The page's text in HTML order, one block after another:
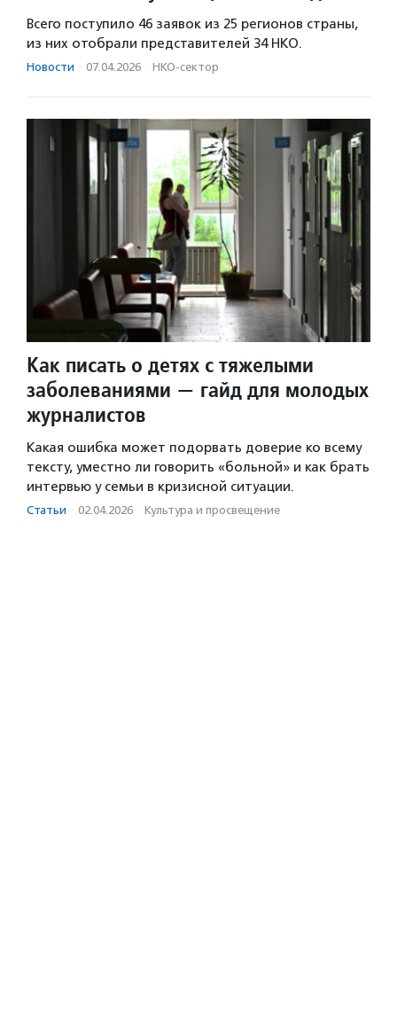
Всего поступило 46 заявок из 25 регионов страны,
из них отобрали представителей 34 НКО.
Новости · 07.04.2026 · НКО-сектор
Как писать о детях с тяжелыми
заболеваниями — гайд для молодых
журналистов
Какая ошибка может подорвать доверие ко всему
тексту, уместно ли говорить «больной» и как брать
интервью у семьи в кризисной ситуации.
Статьи · 02.04.2026 · Культура и просвещение